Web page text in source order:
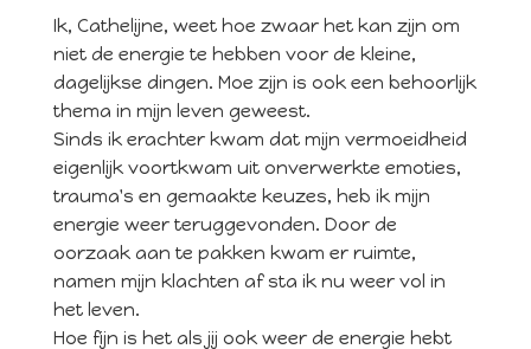
Ik, Cathelijne, weet hoe zwaar het kan zijn om
niet de energie te hebben voor de kleine,
dagelijkse dingen. Moe zijn is ook een behoorlijk
thema in mijn leven geweest.
Sinds ik erachter kwam dat mijn vermoeidheid
eigenlijk voortkwam uit onverwerkte emoties,
trauma's en gemaakte keuzes, heb ik mijn
energie weer teruggevonden. Door de
oorzaak aan te pakken kwam er ruimte,
namen mijn klachten af sta ik nu weer vol in
het leven.
Hoe fijn is het als jij ook weer de energie hebt